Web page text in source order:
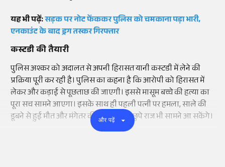
यह भी पढ़ें:सड़क पर नोट फेंककर पुलिस को चमकाना पड़ा भारी,
एनकाउंट के बाद ड्रग तस्कर गिरफ्तार
कस्टडी की तैयारी
पुलिस अश्कर को अदालत से अपनी हिरासत यानी कस्टडी में लेने की
प्रक्रिया पूरी कर रही है। पुलिस का कहना है कि आरोपी को हिरासत में
लेकर और कड़ाई से पूछताछ की जाएगी। इससे मासूम बच्चे की हत्या का
पूरा सच सामने आएगा। इसके साथ ही पहली पत्नी पर हमला, साले की
डूबने से हुई मौत और मंगेतर की मौत के पीछे छुपे राज भी सामने आ सकेंगे।
और पढ़ें